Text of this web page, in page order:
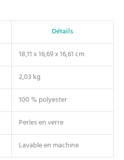
vous avez des questions
concernant les produits
Kaisa , n'hésitez pas à nous
contacter 24h/24, 7j/7
Détails
18,11 x 16,69 x 16,61 cm
2,03 kg
100 % polyester
Perles en verre
Lavable en machine